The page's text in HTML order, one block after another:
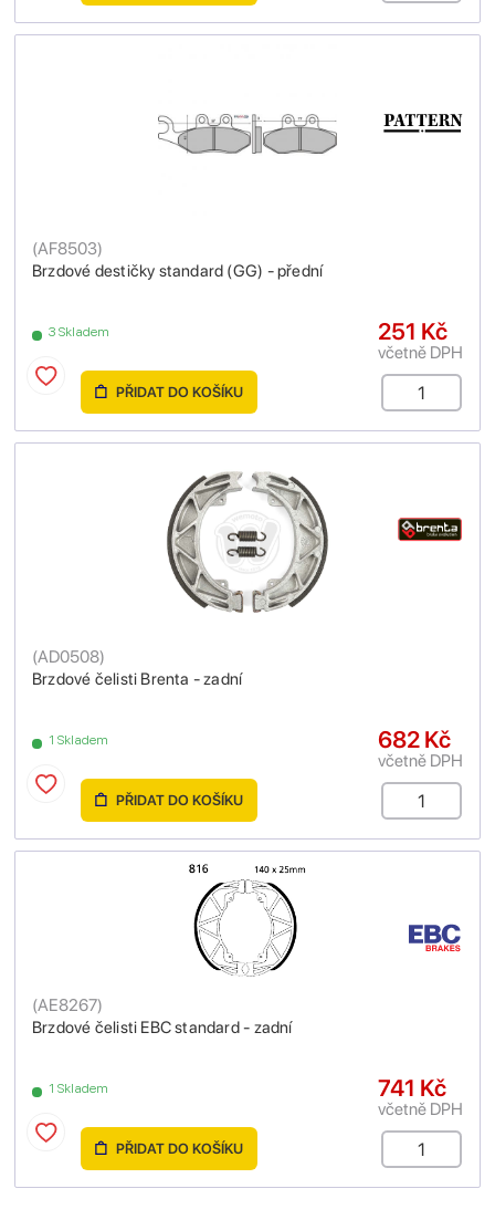
Brzdové destičky standard (GG) - přední
(AF8503)
3 Skladem 251 Kč
včetně DPH
PŘIDAT DO KOŠÍKU
Brzdové čelisti Brenta - zadní
(AD0508)
1 Skladem 682 Kč
včetně DPH
PŘIDAT DO KOŠÍKU
Brzdové čelisti EBC standard - zadní
(AE8267)
1 Skladem 741 Kč
včetně DPH
PŘIDAT DO KOŠÍKU